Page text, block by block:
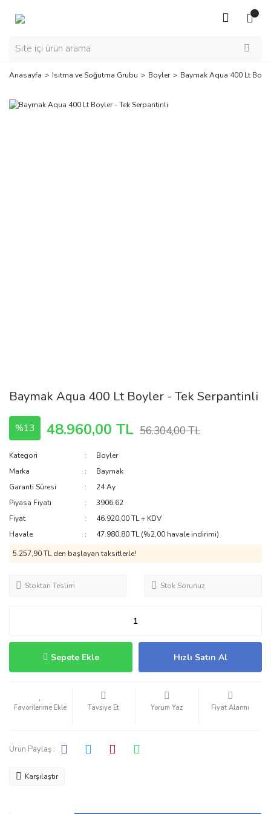
Anasayfa Isıtma ve Soğutma Grubu Boyler Baymak Aqua 400 Lt
Baymak Aqua 400 Lt Boyler - Tek Serpantinli
%13 48.960,00 TL 56.304,00 TL
Kategori
Boyler
Marka
Baymak
Garanti Süresi
24 Ay
Piyasa Fiyatı
3906.62
Fiyat
46.920,00 TL + KDV
Havale
47.980,80 TL (%2,00 havale indirimi)
5.257,90 TL den başlayan taksitlerle!
Stoktan Teslim Stok Sorunuz
Sepete Ekle Hızlı Satın Al
Tavsiye Et Yorum Yaz Fiyat Alarmı
Ürün Paylaş :
Karşılaştır